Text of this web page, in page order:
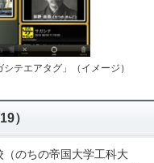
テエアタグ」（イメージ）
）
のちの帝国大学工科大